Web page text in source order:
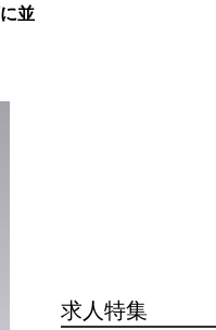
並
求人特集